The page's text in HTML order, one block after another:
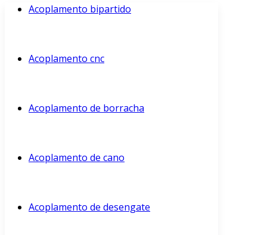
Acoplamento bipartido
Acoplamento cnc
Acoplamento de borracha
Acoplamento de cano
Acoplamento de desengate